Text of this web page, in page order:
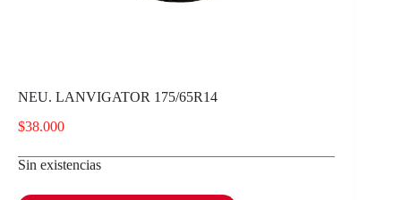
NEU. LANVIGATOR 175/65R14
$38.000
Sin existencias